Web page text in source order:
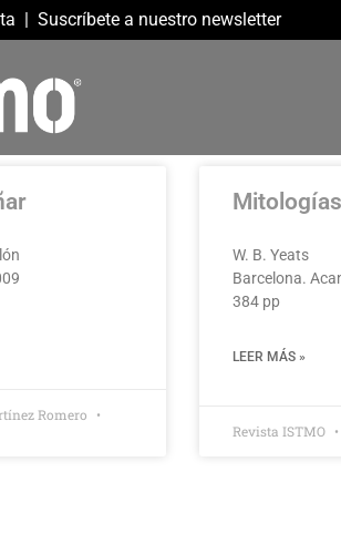
| Suscríbete a nuestro newsletter
Romero
Mitologías
W. B. Yeats
Barcelona.
384 pp
LEER MÁS »
Revista ISTMO